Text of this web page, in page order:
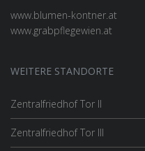
www.blumen-kontner.at
www.grabpflegewien.at
WEITERE STANDORTE
Zentralfriedhof Tor II
Zentralfriedhof Tor III